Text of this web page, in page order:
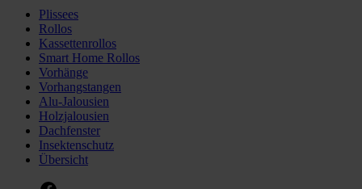
Plissees
Rollos
Kassettenrollos
Smart Home Rollos
Vorhänge
Vorhangstangen
Alu-Jalousien
Holzjalousien
Dachfenster
Insektenschutz
Übersicht